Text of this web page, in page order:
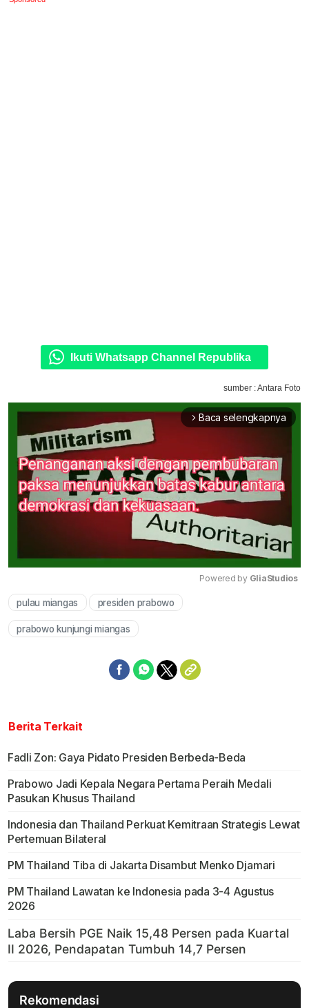
Ikuti Whatsapp Channel Republika
sumber : Antara Foto
arrow_forward_ios Baca selengkapnya
Powered by GliaStudios
pulau miangas presiden prabowo
prabowo kunjungi miangas
Berita Terkait
Fadli Zon: Gaya Pidato Presiden Berbeda-Beda
Prabowo Jadi Kepala Negara Pertama Peraih Medali
Pasukan Khusus Thailand
Indonesia dan Thailand Perkuat Kemitraan Strategis Lewat
Pertemuan Bilateral
PM Thailand Tiba di Jakarta Disambut Menko Djamari
PM Thailand Lawatan ke Indonesia pada 3-4 Agustus
2026
Rekomendasi